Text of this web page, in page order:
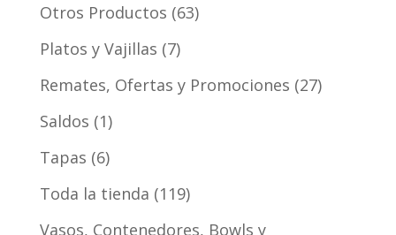
Otros Productos 63
Platos y Vajillas 7
Remates, Ofertas y Promociones 27
Saldos 1
Tapas 6
Toda la tienda 119
Vasos, Contenedores, Bowls y